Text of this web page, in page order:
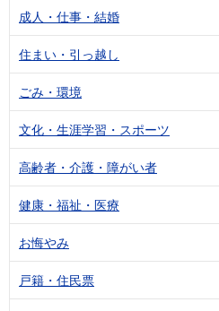
成人・仕事・結婚
住まい・引っ越し
ごみ・環境
文化・生涯学習・スポーツ
高齢者・介護・障がい者
健康・福祉・医療
お悔やみ
戸籍・住民票